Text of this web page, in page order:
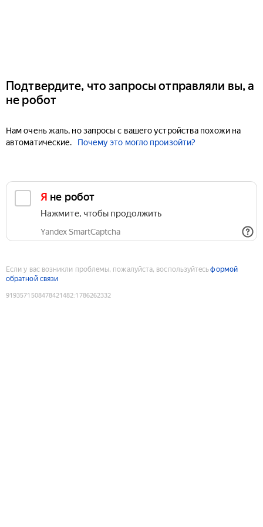
Подтвердите, что запросы отправляли вы, а
не робот
Нам очень жаль, но запросы с вашего устройства похожи на
автоматические.
Почему это могло произойти?
Я не робот
Нажмите, чтобы продолжить
Yandex SmartCaptcha
Если у вас возникли проблемы, пожалуйста, воспользуйтесьформой
обратной связи
9193571508478421482:1786262332